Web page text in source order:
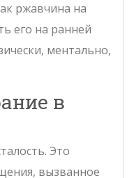
ржавчина на
его на ранней
ментально,
в
Это
вызванное